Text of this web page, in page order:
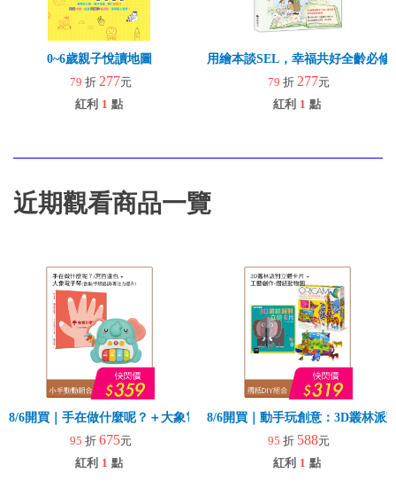
0~6歲親子悅讀地圖
79 折 277元
紅利 1 點
用繪本談SEL，幸福共好全齡必修
79 折 277元
紅利 1 點
近期觀看商品一覽
8/6開買｜手在做什麼呢？＋大象電子琴
95 折 675元
紅利 1 點
8/6開買｜動手玩創意：3D叢林派
95 折 588元
紅利 1 點